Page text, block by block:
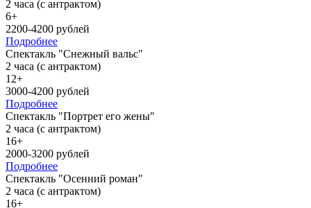
2 часа (с антрактом)
6+
2200-4200 рублей
Подробнее
Спектакль "Снежный вальс"
2 часа (с антрактом)
12+
3000-4200 рублей
Подробнее
Спектакль "Портрет его жены"
2 часа (с антрактом)
16+
2000-3200 рублей
Подробнее
Спектакль "Осенний роман"
2 часа (с антрактом)
16+